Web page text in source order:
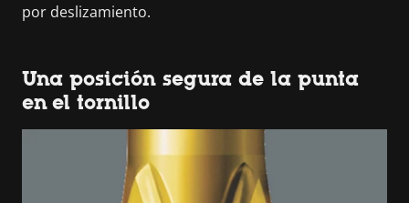
por deslizamiento.
Una posición segura de la punta
en el tornillo